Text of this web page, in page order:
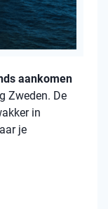
aankomen
Zweden. De
in
je